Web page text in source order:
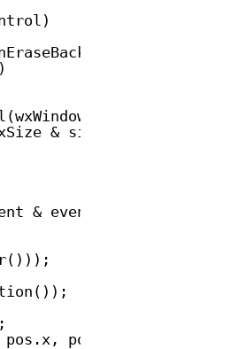
* parent,
& size,
& event)
pos.y), wxNullBitmap,